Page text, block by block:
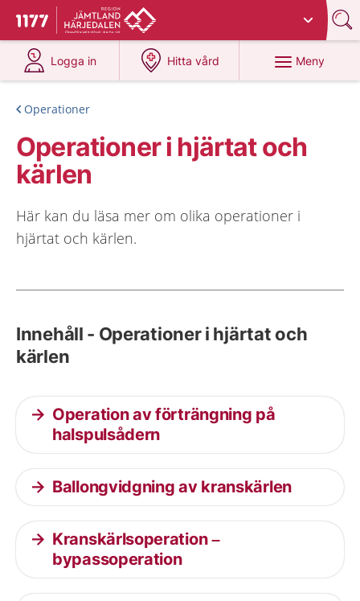
Till startsidan för 1177
Du har valt region
Logga in
på 1177.se
Hitta vård
på 1177.se
Meny
Operationer
Operationer i hjärtat och
kärlen
Här kan du läsa mer om olika operationer i
hjärtat och kärlen.
Innehåll - Operationer i hjärtat och
kärlen
Operation av förträngning på
halspulsådern
Ballongvidgning av kranskärlen
Kranskärlsoperation –
bypassoperation